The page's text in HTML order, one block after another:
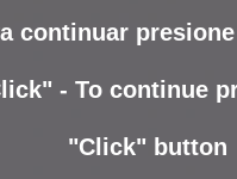
continuar
- To continue
"Click" button